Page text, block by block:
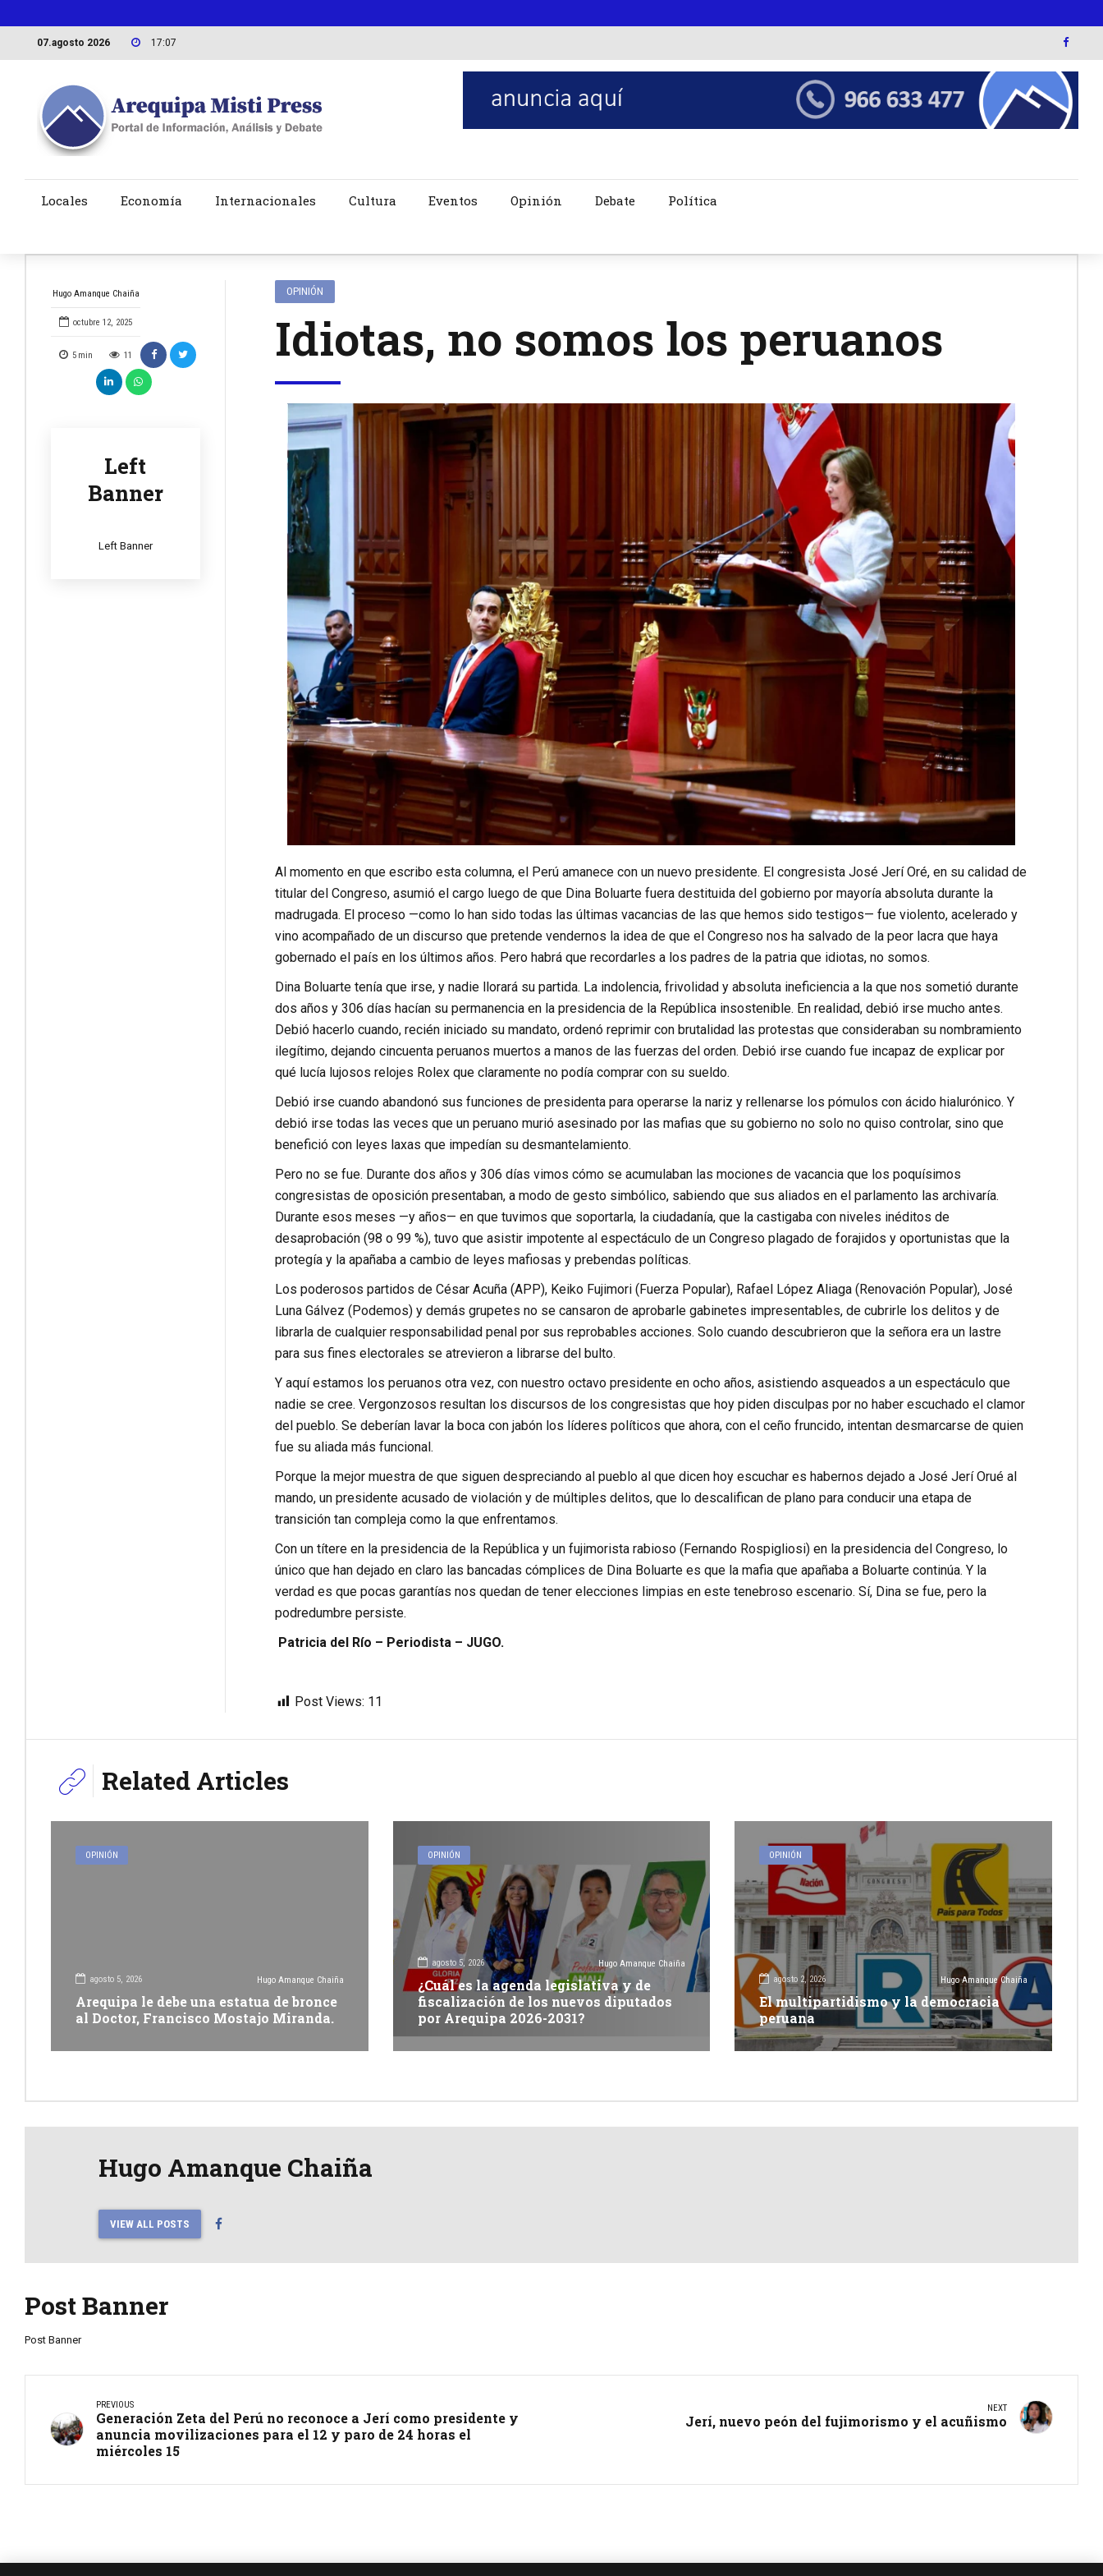
07.agosto 2026 17:07
Locales Economía Internacionales Cultura Eventos Opinión Debate Política
Hugo Amanque Chaiña
octubre 12, 2025
5 min 11
Left
Banner
Left Banner
OPINIÓN
Idiotas, no somos los peruanos
Al momento en que escribo esta columna, el Perú amanece con un nuevo presidente. El congresista José Jerí Oré, en su calidad de
titular del Congreso, asumió el cargo luego de que Dina Boluarte fuera destituida del gobierno por mayoría absoluta durante la
madrugada. El proceso —como lo han sido todas las últimas vacancias de las que hemos sido testigos— fue violento, acelerado y
vino acompañado de un discurso que pretende vendernos la idea de que el Congreso nos ha salvado de la peor lacra que haya
gobernado el país en los últimos años. Pero habrá que recordarles a los padres de la patria que idiotas, no somos.
Dina Boluarte tenía que irse, y nadie llorará su partida. La indolencia, frivolidad y absoluta ineficiencia a la que nos sometió durante
dos años y 306 días hacían su permanencia en la presidencia de la República insostenible. En realidad, debió irse mucho antes.
Debió hacerlo cuando, recién iniciado su mandato, ordenó reprimir con brutalidad las protestas que consideraban su nombramiento
ilegítimo, dejando cincuenta peruanos muertos a manos de las fuerzas del orden. Debió irse cuando fue incapaz de explicar por
qué lucía lujosos relojes Rolex que claramente no podía comprar con su sueldo.
Debió irse cuando abandonó sus funciones de presidenta para operarse la nariz y rellenarse los pómulos con ácido hialurónico. Y
debió irse todas las veces que un peruano murió asesinado por las mafias que su gobierno no solo no quiso controlar, sino que
benefició con leyes laxas que impedían su desmantelamiento.
Pero no se fue. Durante dos años y 306 días vimos cómo se acumulaban las mociones de vacancia que los poquísimos
congresistas de oposición presentaban, a modo de gesto simbólico, sabiendo que sus aliados en el parlamento las archivaría.
Durante esos meses —y años— en que tuvimos que soportarla, la ciudadanía, que la castigaba con niveles inéditos de
desaprobación (98 o 99 %), tuvo que asistir impotente al espectáculo de un Congreso plagado de forajidos y oportunistas que la
protegía y la apañaba a cambio de leyes mafiosas y prebendas políticas.
Los poderosos partidos de César Acuña (APP), Keiko Fujimori (Fuerza Popular), Rafael López Aliaga (Renovación Popular), José
Luna Gálvez (Podemos) y demás grupetes no se cansaron de aprobarle gabinetes impresentables, de cubrirle los delitos y de
librarla de cualquier responsabilidad penal por sus reprobables acciones. Solo cuando descubrieron que la señora era un lastre
para sus fines electorales se atrevieron a librarse del bulto.
Y aquí estamos los peruanos otra vez, con nuestro octavo presidente en ocho años, asistiendo asqueados a un espectáculo que
nadie se cree. Vergonzosos resultan los discursos de los congresistas que hoy piden disculpas por no haber escuchado el clamor
del pueblo. Se deberían lavar la boca con jabón los líderes políticos que ahora, con el ceño fruncido, intentan desmarcarse de quien
fue su aliada más funcional.
Porque la mejor muestra de que siguen despreciando al pueblo al que dicen hoy escuchar es habernos dejado a José Jerí Orué al
mando, un presidente acusado de violación y de múltiples delitos, que lo descalifican de plano para conducir una etapa de
transición tan compleja como la que enfrentamos.
Con un títere en la presidencia de la República y un fujimorista rabioso (Fernando Rospigliosi) en la presidencia del Congreso, lo
único que han dejado en claro las bancadas cómplices de Dina Boluarte es que la mafia que apañaba a Boluarte continúa. Y la
verdad es que pocas garantías nos quedan de tener elecciones limpias en este tenebroso escenario. Sí, Dina se fue, pero la
podredumbre persiste.
Patricia del Río – Periodista – JUGO.
Post Views: 11
Related Articles
OPINIÓN
agosto 5, 2026 Hugo Amanque Chaiña
Arequipa le debe una estatua de bronce
al Doctor, Francisco Mostajo Miranda.
OPINIÓN
agosto 5, 2026 Hugo Amanque Chaiña
¿Cuál es la agenda legislativa y de
fiscalización de los nuevos diputados
por Arequipa 2026-2031?
OPINIÓN
agosto 2, 2026 Hugo Amanque Chaiña
El multipartidismo y la democracia
peruana
Hugo Amanque Chaiña
VIEW ALL POSTS
Post Banner
Post Banner
PREVIOUS
Generación Zeta del Perú no reconoce a Jerí como presidente y
anuncia movilizaciones para el 12 y paro de 24 horas el
miércoles 15
NEXT
Jerí, nuevo peón del fujimorismo y el acuñismo